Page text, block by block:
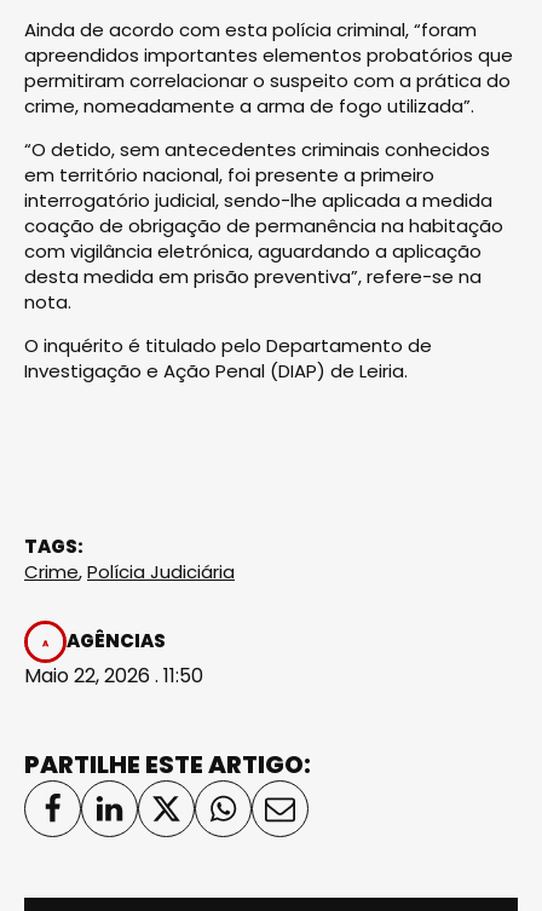
Ainda de acordo com esta polícia criminal, “foram
apreendidos importantes elementos probatórios que
permitiram correlacionar o suspeito com a prática do
crime, nomeadamente a arma de fogo utilizada”.
“O detido, sem antecedentes criminais conhecidos
em território nacional, foi presente a primeiro
interrogatório judicial, sendo-lhe aplicada a medida
coação de obrigação de permanência na habitação
com vigilância eletrónica, aguardando a aplicação
desta medida em prisão preventiva”, refere-se na
nota.
O inquérito é titulado pelo Departamento de
Investigação e Ação Penal (DIAP) de Leiria.
TAGS:
Crime,Polícia Judiciária
AGÊNCIAS
Maio 22, 2026 . 11:50
PARTILHE ESTE ARTIGO: